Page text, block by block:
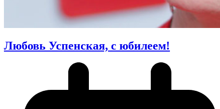
Любовь Успенская, с юбилеем!